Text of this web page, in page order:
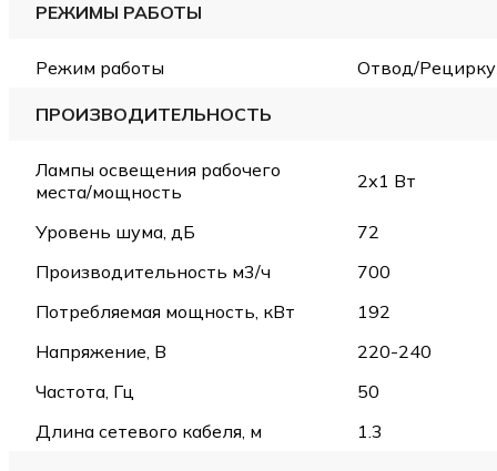
РЕЖИМЫ РАБОТЫ
Режим работы Отвод/
ПРОИЗВОДИТЕЛЬНОСТЬ
Лампы освещения рабочего
места/мощность
2х1 Вт
Уровень шума, дБ
72
Производительность м3/ч
700
Потребляемая мощность, кВт
192
Напряжение, В
220-240
Частота, Гц
50
Длина сетевого кабеля, м
1.3